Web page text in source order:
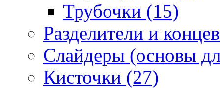
Трубочки (15)
Разделители и
Слайдеры (основы
Кисточки (27)